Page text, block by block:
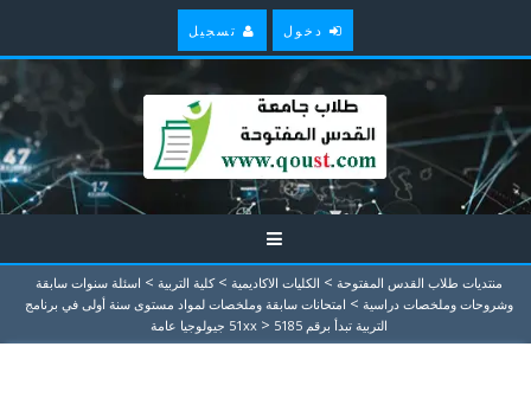
دخول تسجيل
منتديات طلاب القدس المفتوحة > الكليات الاكاديمية > كلية التربية > اسئلة سنوات سابقة
وشروحات وملخصات دراسية > امتحانات سابقة وملخصات لمواد مستوى سنة أولى في برنامج
التربية تبدأ برقم 51xx
> 5185 جيولوجيا عامة